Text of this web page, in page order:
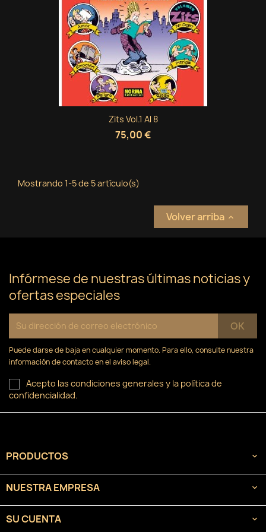
Zits Vol.1 Al 8
75,00 €
Mostrando 1-5 de 5 artículo(s)
Volver arriba 
Infórmese de nuestras últimas noticias y
ofertas especiales
Puede darse de baja en cualquier momento. Para ello, consulte nuestra
información de contacto en el aviso legal.
Acepto las condiciones generales y la política de
confidencialidad.
PRODUCTOS 
NUESTRA EMPRESA 
SU CUENTA 